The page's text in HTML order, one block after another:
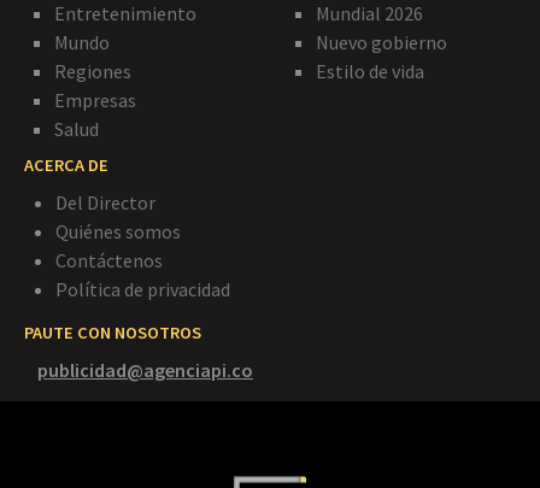
Entretenimiento
Mundo
Regiones
Empresas
Salud
Mundial 2026
Nuevo gobierno
Estilo de vida
ACERCA DE
Del Director
Quiénes somos
Contáctenos
Política de privacidad
PAUTE CON NOSOTROS
publicidad@agenciapi.co